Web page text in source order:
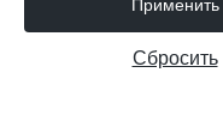
Применить
Сбросить